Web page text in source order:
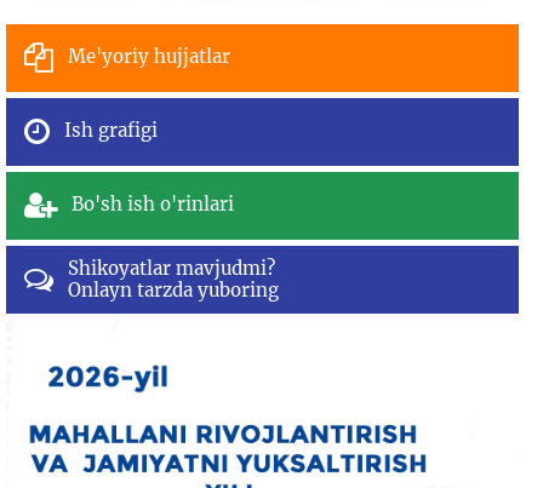
Me'yoriy hujjatlar
Ish grafigi
Bo'sh ish o'rinlari
Shikoyatlar mavjudmi?
Onlayn tarzda yuboring